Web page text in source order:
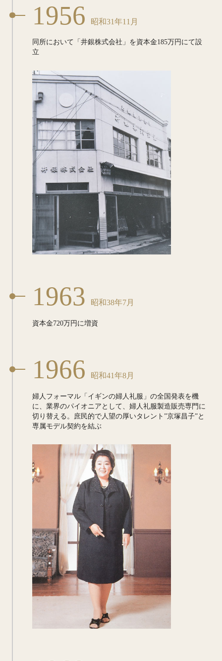
1956 昭和31年11月
同所において「井銀株式会社」を資本金185万円にて設
立
1963 昭和38年7月
資本金720万円に増資
1966 昭和41年8月
婦人フォーマル「イギンの婦人礼服」の全国発表を機
に、業界のパイオニアとして、 婦人礼服製造販売専門に
切り替える。
庶民的で人望の厚いタレント”京塚昌子”と
専属モデル契約を結ぶ